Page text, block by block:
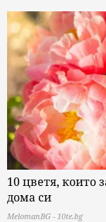
10 цветя, които
дома си
MelomanBG - 10te.bg